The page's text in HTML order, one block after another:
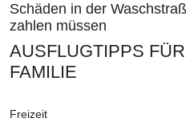
Schäden in der
zahlen müssen
AUSFLUGTIPPS
FAMILIE
Freizeit